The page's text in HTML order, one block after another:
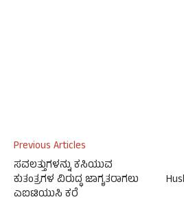
Previous Articles
ಸವಲತ್ತುಗಳನ್ನು ಕಸಿಯುವ
ಕುತಂತ್ರಗಳ ವಿರುದ್ಧ ಜಾಗೃತರಾಗಲು
ಎಐಟಿಯುಸಿ ಕರೆ